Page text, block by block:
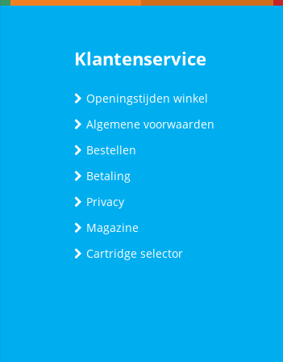
Klantenservice
Openingstijden winkel
Algemene voorwaarden
Bestellen
Betaling
Privacy
Magazine
Cartridge selector